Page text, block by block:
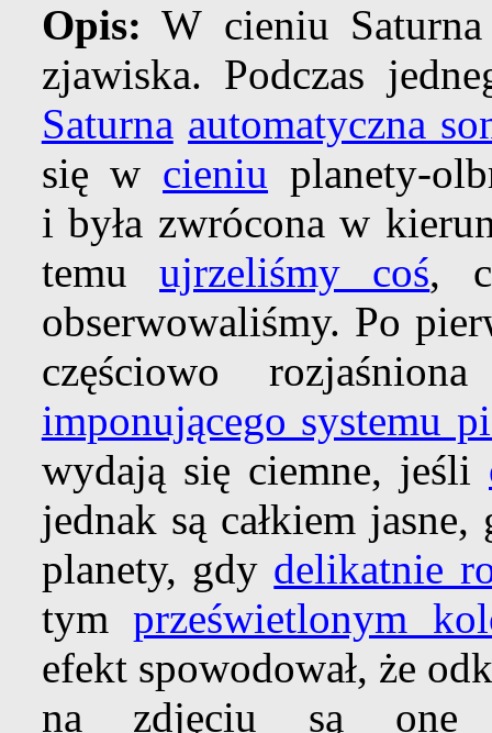
Opis: W cieniu
zjawiska. Podczas
Saturna automatyczna
się w cieniu planety-
i była zwrócona w
temuujrzeliśmy coś,
obserwowaliśmy. Po
częściowo
imponującego systemu
wydają się ciemne, jeśli
jednak są całkiem
planety, gdy delikatnie
tymprześwietlonym
efekt spowodował, że
na zdjęciu są one